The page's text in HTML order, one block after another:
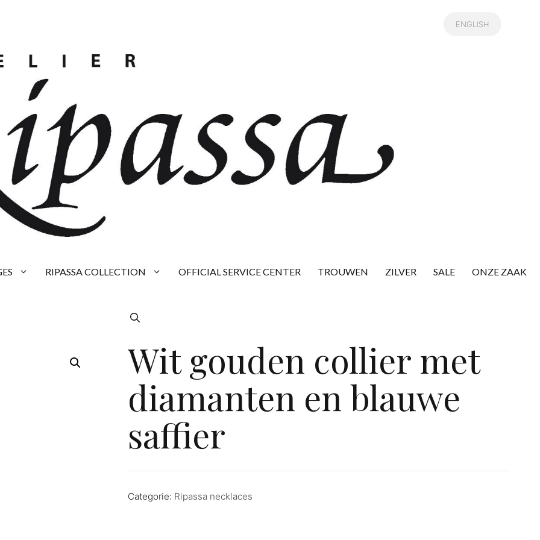
ENGLISH
RIPASSA COLLECTION OFFICIAL SERVICE CENTER TROUWEN ZILVER SALE ONZE ZAAK
Wit gouden collier met
diamanten en blauwe
saffier
Categorie: Ripassa necklaces